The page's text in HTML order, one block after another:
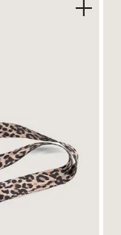
de espuma
caucho con el
""Serio""
de